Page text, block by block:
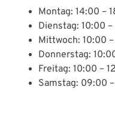
Montag: 14:00 –
Dienstag: 10:00
Mittwoch: 10:00
Donnerstag:
Freitag: 10:00 –
Samstag: 09:00 –